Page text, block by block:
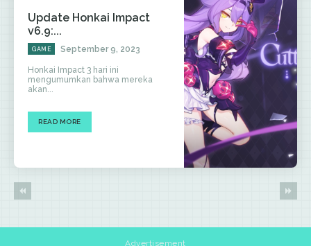
Update Honkai Impact
v6.9:...
GAME September 9, 2023
Honkai Impact 3 hari ini
mengumumkan bahwa mereka
akan...
READ MORE
Advertisement